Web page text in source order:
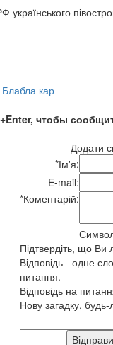
кар
чтобы
Додати
*Ім'я:
E-mail:
*Коментарій:
Підтвердіть, що Ви
Відповідь - одне
питання.
Відповідь на
Нову загадку, будь-